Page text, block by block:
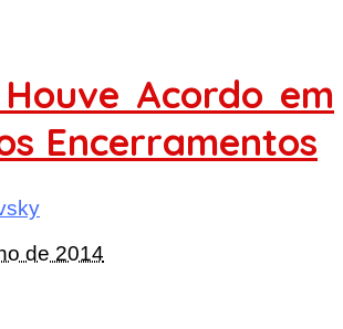
Acordo em
Encerramentos
de 2014